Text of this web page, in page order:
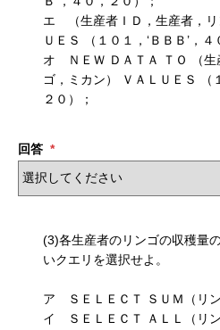
エ （生産者ＩＤ，生産者，リ
ＵＥＳ （１０１，‘ＢＢＢ’，
オ ＮＥＷ ＤＡＴＡ ＴＯ （生
ゴ，ミカン） ＶＡＬＵＥＳ （
２０）；
回答 *
(3)各生産者のリンゴの収穫量
いクエリを選択せよ。
ア ＳＥＬＥＣＴ ＳＵＭ（リ
イ ＳＥＬＥＣＴ ＡＬＬ（リ